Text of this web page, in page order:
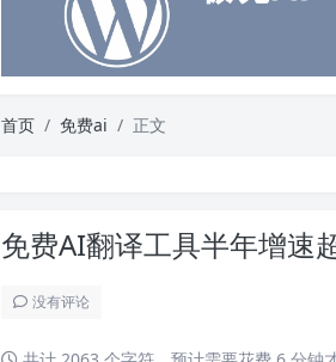
首页 免费ai 正文
免费AI翻译工具半年增速
没有评论